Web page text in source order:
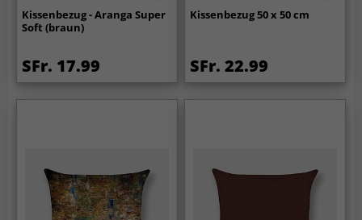
Kissenbezug - Aranga Super
Soft (braun)
SFr. 17.99
Kissenbezug 50 x 50 cm
SFr. 22.99